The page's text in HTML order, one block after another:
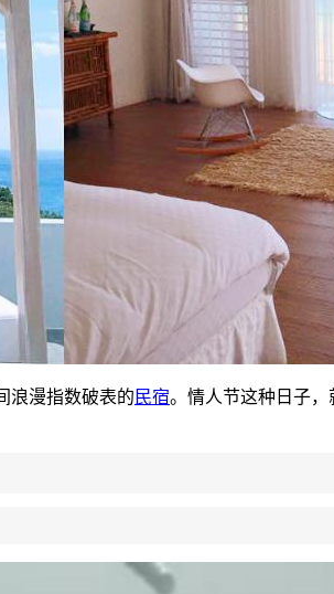
浪漫指数破表的 民宿。情人节这种日子